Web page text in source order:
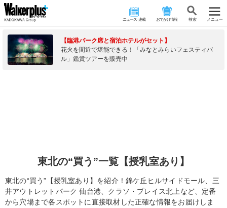
ニュース･連載 おでかけ情報 検 索 メニュー
【臨港パーク席と宿泊ホテルがセット】
花火を間近で堪能できる！「みなとみらいフェスティバ
ル」鑑賞ツアーを販売中
東北の“買う”一覧【授乳室あり】
東北の“買う”【授乳室あり】を紹介！錦ケ丘ヒルサイドモール、三
井アウトレットパーク 仙台港、クラソ・プレイス北上など、定番
から穴場まで各スポットに直接取材した正確な情報をお届けしま